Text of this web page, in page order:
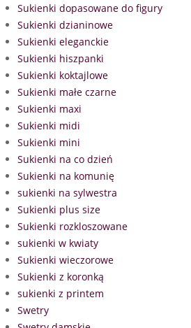
Sukienki dopasowane do figury
Sukienki dzianinowe
Sukienki eleganckie
Sukienki hiszpanki
Sukienki koktajlowe
Sukienki małe czarne
Sukienki maxi
Sukienki midi
Sukienki mini
Sukienki na co dzień
Sukienki na komunię
sukienki na sylwestra
Sukienki plus size
Sukienki rozkloszowane
sukienki w kwiaty
Sukienki wieczorowe
Sukienki z koronką
sukienki z printem
Swetry